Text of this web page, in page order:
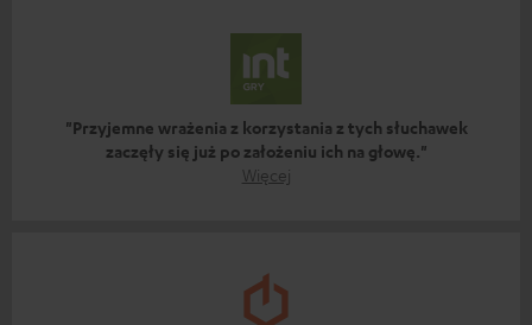
"Przyjemne wrażenia z korzystania z tych słuchawek
zaczęły się już po założeniu ich na głowę."
Więcej